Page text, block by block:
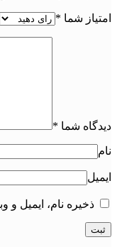
امتیاز شما *
دیدگاه شما *
نام
ایمیل
ذخیره نام، ایمیل